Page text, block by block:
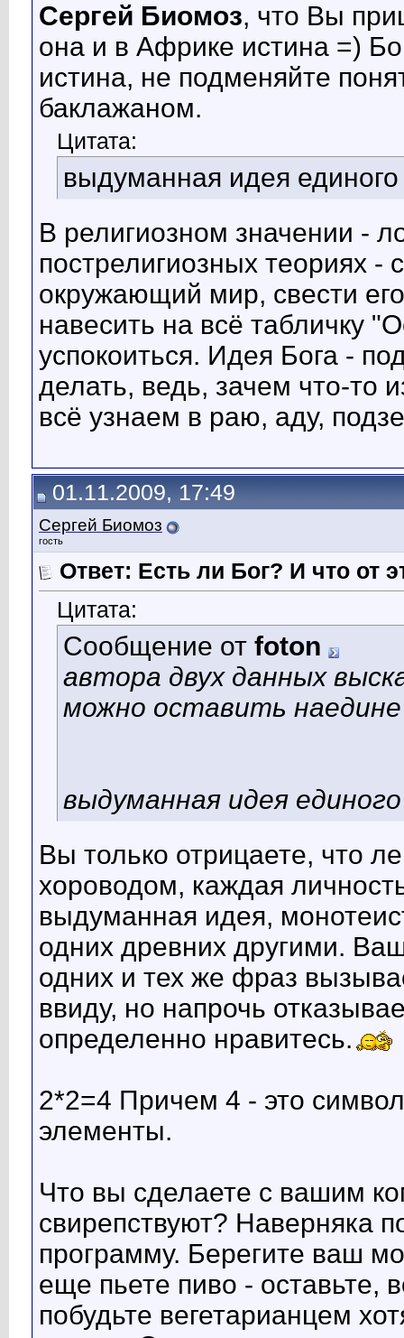
Сергей Биомоз, что Вы
она и в Африке истина =)
истина, не подменяйте
баклажаном.
Цитата:
выдуманная идея
В религиозном значении -
пострелигиозных теориях -
окружающий мир, свести
навесить на всё табличку
успокоиться. Идея Бога -
делать, ведь, зачем что-то
всё узнаем в раю, аду,
01.11.2009, 17:49
Сергей Биомоз
гость
Ответ: Есть ли Бог? И что от
Цитата:
Сообщение от foton
автора двух данных
можно оставить
выдуманная идея
Вы только отрицаете, что
хороводом, каждая
выдуманная идея,
одних древних другими.
одних и тех же фраз
ввиду, но напрочь
определенно нравитесь.
2*2=4 Причем 4 - это
элементы.
Что вы сделаете с вашим
свирепствуют? Наверняка
программу. Берегите ваш
еще пьете пиво - оставьте,
побудьте вегетарианцем